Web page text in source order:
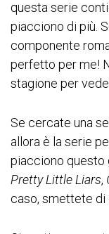
questa serie
piacciono di più.
componente
perfetto per me!
stagione per
Se cercate una
allora è la serie
piacciono questo
Pretty Little Liars,
caso, smettete di